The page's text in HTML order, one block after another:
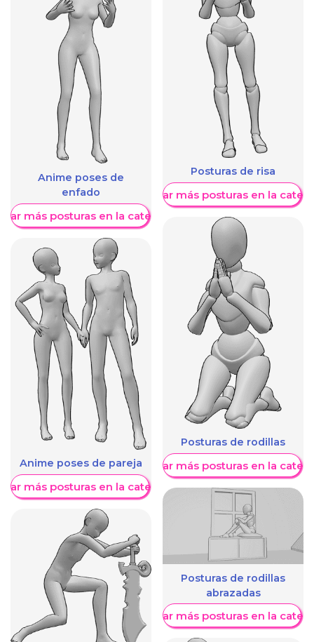
Anime poses de
enfado
más posturas en la categoría
Anime poses de pareja
más posturas en la categoría
Posturas de risa
Mostrar más posturas en la
Posturas de rodillas
Mostrar más posturas en la
Posturas de rodillas
abrazadas
Mostrar más posturas en la